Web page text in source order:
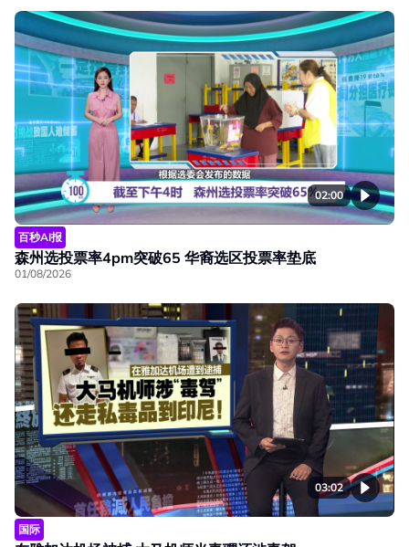
02:00
百秒AI报
森州选投票率4pm突破65 华裔选区投票率垫底
01/08/2026
03:02
国际